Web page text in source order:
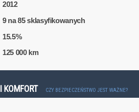
2012
9 na 85 sklasyfikowanych
15.5%
125 000 km
KOMFORT CZY BEZPIECZEŃSTWO JEST WAŻNE?